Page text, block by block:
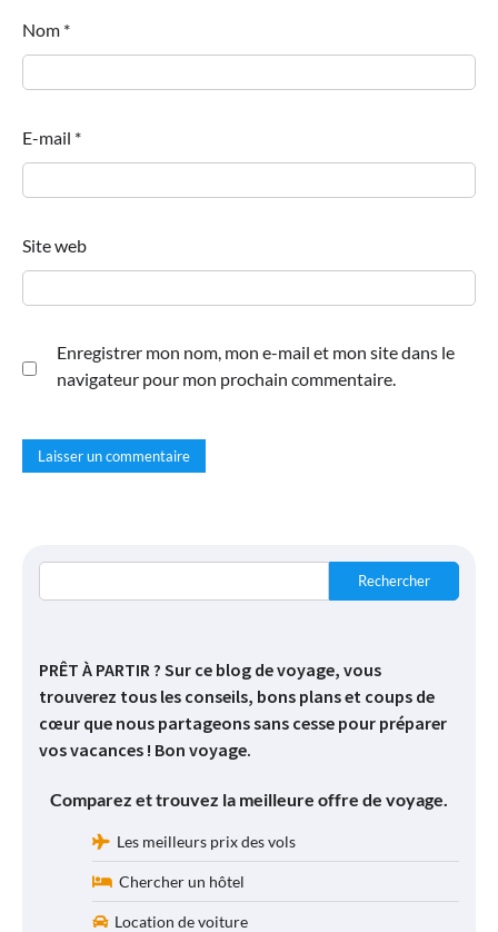
Nom *
E-mail *
Site web
Enregistrer mon nom, mon e-mail et mon site dans le
navigateur pour mon prochain commentaire.
Rechercher
PRÊT À PARTIR ? Sur ce blog de voyage, vous
trouverez tous les conseils, bons plans et coups de
cœur que nous partageons sans cesse pour préparer
vos vacances ! Bon voyage.
Comparez et trouvez la meilleure offre de voyage.
Les meilleurs prix des vols
Chercher un hôtel
Location de voiture